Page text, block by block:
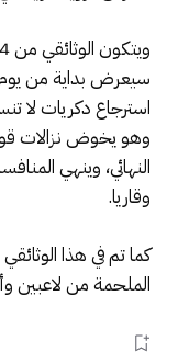
سيعرض بداية من
استرجاع دكريات لا
وهو يخوض نزالات
النهائي، وينهي
وقاريا.
كما تم في هذا
الملحمة من لاعبين